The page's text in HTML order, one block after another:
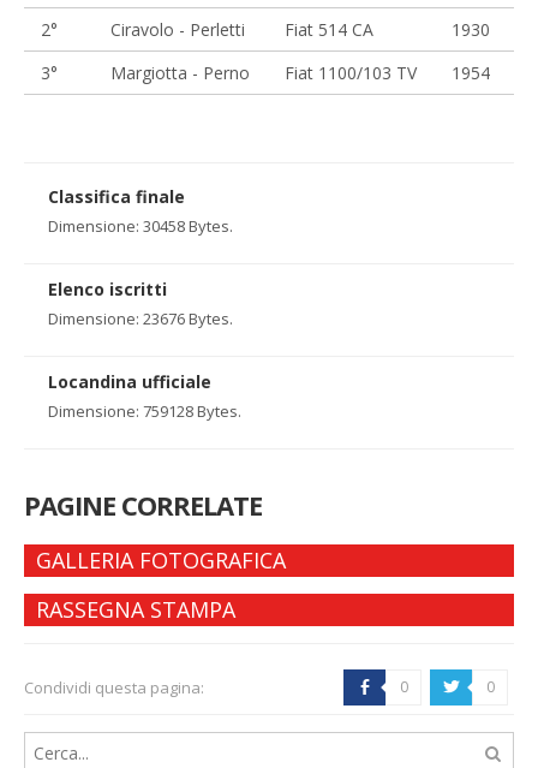
2°
Ciravolo - Perletti Fiat 514 CA
1930
3°
Margiotta - Perno Fiat 1100/103 TV 1954
Classifica finale
Dimensione: 30458 Bytes.
Elenco iscritti
Dimensione: 23676 Bytes.
Locandina ufficiale
Dimensione: 759128 Bytes.
PAGINE CORRELATE
GALLERIA FOTOGRAFICA
RASSEGNA STAMPA
Condividi questa pagina: b 0 a 0